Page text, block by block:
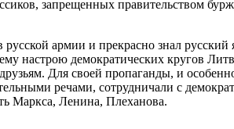
запрещенных правительством
армии и прекрасно знал
настрою демократических кругов
Для своей пропаганды, и
речами, сотрудничали с
Маркса, Ленина, Плеханова.